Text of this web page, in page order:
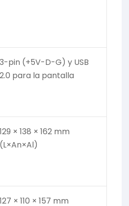
3-pin (+5V-D-G) y USB
2.0 para la pantalla
129 × 138 × 162 mm
(L×An×Al)
127 × 110 × 157 mm